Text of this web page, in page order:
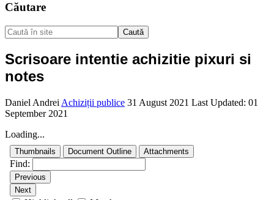
Căutare
Caută
Scrisoare intentie achizitie pixuri si
notes
Daniel Andrei Achiziții publice 31 August 2021 Last Updated: 01
September 2021
Loading...